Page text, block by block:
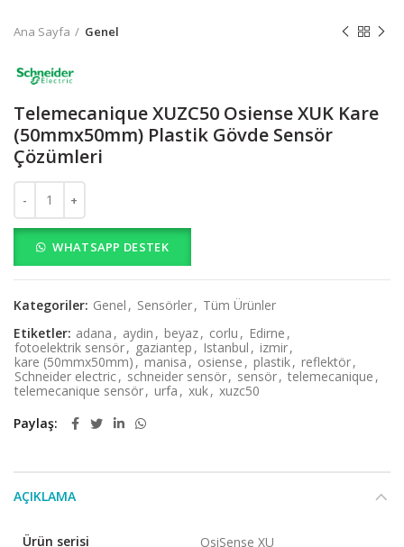
Ana Sayfa Genel
Telemecanique XUZC50 Osiense XUK Kare
(50mmx50mm) Plastik Gövde Sensör
Çözümleri
Telemecanique XUZC50 Osiense XUK Kare (50mmx50mm)
WHATSAPP DESTEK
Kategoriler: Genel , Sensörler, Tüm Ürünler
Etiketler: adana , aydin , beyaz, corlu , Edirne ,
fotoelektrik sensör, gaziantep , Istanbul , izmir,
kare (50mmx50mm) , manisa, osiense , plastik, reflektör,
Schneider electric, schneider sensör, sensör, telemecanique ,
telemecanique sensör, urfa , xuk, xuzc50
Paylaş
AÇIKLAMA
Ürün serisi OsiSense XU